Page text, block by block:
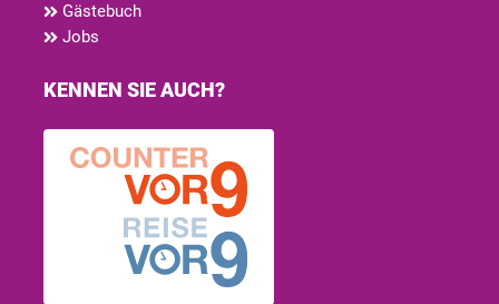
Gästebuch
Jobs
KENNEN SIE AUCH?